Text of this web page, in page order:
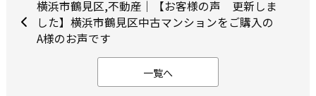
横浜市鶴見区,不動産｜【お客様の声 更新しま
した】横浜市鶴見区中古マンションをご購入の
A様のお声です
一覧へ